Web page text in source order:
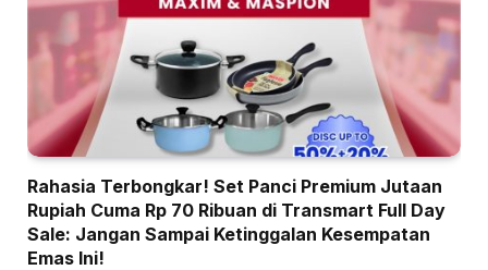
Rahasia Terbongkar! Set Panci Premium Jutaan
Rupiah Cuma Rp 70 Ribuan di Transmart Full Day
Sale: Jangan Sampai Ketinggalan Kesempatan
Emas Ini!